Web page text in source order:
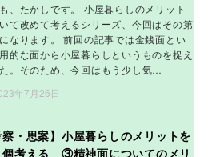
、たかしです。 小屋暮らしのメリット
て改めて考えるシリーズ、今回はその第
なります。 前回の記事では金銭面とい
的な面から小屋暮らしというものを捉え
。そのため、今回はもう少し気…
年7月26日
察・思案】小屋暮らしのメリットを
個考える ③精神面についてのメリ